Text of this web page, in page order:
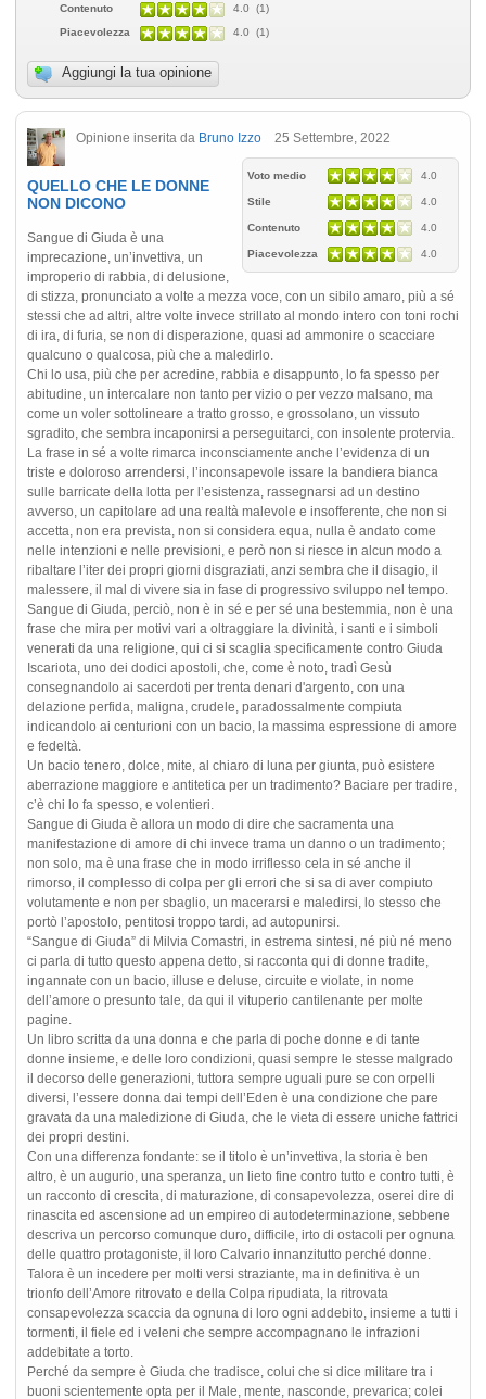
Contenuto
4.0 (1)
Piacevolezza
4.0 (1)
Aggiungi la tua opinione
Opinione inserita da Bruno Izzo 25 Settembre, 2022
Voto medio 4.0
Stile 4.0
Contenuto 4.0
Piacevolezza 4.0
QUELLO CHE LE DONNE
NON DICONO
Sangue di Giuda è una
imprecazione, un’invettiva, un
improperio di rabbia, di delusione,
di stizza, pronunciato a volte a mezza voce, con un sibilo amaro, più a sé
stessi che ad altri, altre volte invece strillato al mondo intero con toni rochi
di ira, di furia, se non di disperazione, quasi ad ammonire o scacciare
qualcuno o qualcosa, più che a maledirlo.
Chi lo usa, più che per acredine, rabbia e disappunto, lo fa spesso per
abitudine, un intercalare non tanto per vizio o per vezzo malsano, ma
come un voler sottolineare a tratto grosso, e grossolano, un vissuto
sgradito, che sembra incaponirsi a perseguitarci, con insolente protervia.
La frase in sé a volte rimarca inconsciamente anche l’evidenza di un
triste e doloroso arrendersi, l’inconsapevole issare la bandiera bianca
sulle barricate della lotta per l’esistenza, rassegnarsi ad un destino
avverso, un capitolare ad una realtà malevole e insofferente, che non si
accetta, non era prevista, non si considera equa, nulla è andato come
nelle intenzioni e nelle previsioni, e però non si riesce in alcun modo a
ribaltare l’iter dei propri giorni disgraziati, anzi sembra che il disagio, il
malessere, il mal di vivere sia in fase di progressivo sviluppo nel tempo.
Sangue di Giuda, perciò, non è in sé e per sé una bestemmia, non è una
frase che mira per motivi vari a oltraggiare la divinità, i santi e i simboli
venerati da una religione, qui ci si scaglia specificamente contro Giuda
Iscariota, uno dei dodici apostoli, che, come è noto, tradì Gesù
consegnandolo ai sacerdoti per trenta denari d'argento, con una
delazione perfida, maligna, crudele, paradossalmente compiuta
indicandolo ai centurioni con un bacio, la massima espressione di amore
e fedeltà.
Un bacio tenero, dolce, mite, al chiaro di luna per giunta, può esistere
aberrazione maggiore e antitetica per un tradimento? Baciare per tradire,
c’è chi lo fa spesso, e volentieri.
Sangue di Giuda è allora un modo di dire che sacramenta una
manifestazione di amore di chi invece trama un danno o un tradimento;
non solo, ma è una frase che in modo irriflesso cela in sé anche il
rimorso, il complesso di colpa per gli errori che si sa di aver compiuto
volutamente e non per sbaglio, un macerarsi e maledirsi, lo stesso che
portò l’apostolo, pentitosi troppo tardi, ad autopunirsi.
“Sangue di Giuda” di Milvia Comastri, in estrema sintesi, né più né meno
ci parla di tutto questo appena detto, si racconta qui di donne tradite,
ingannate con un bacio, illuse e deluse, circuite e violate, in nome
dell’amore o presunto tale, da qui il vituperio cantilenante per molte
pagine.
Un libro scritta da una donna e che parla di poche donne e di tante
donne insieme, e delle loro condizioni, quasi sempre le stesse malgrado
il decorso delle generazioni, tuttora sempre uguali pure se con orpelli
diversi, l’essere donna dai tempi dell’Eden è una condizione che pare
gravata da una maledizione di Giuda, che le vieta di essere uniche fattrici
dei propri destini.
Con una differenza fondante: se il titolo è un’invettiva, la storia è ben
altro, è un augurio, una speranza, un lieto fine contro tutto e contro tutti, è
un racconto di crescita, di maturazione, di consapevolezza, oserei dire di
rinascita ed ascensione ad un empireo di autodeterminazione, sebbene
descriva un percorso comunque duro, difficile, irto di ostacoli per ognuna
delle quattro protagoniste, il loro Calvario innanzitutto perché donne.
Talora è un incedere per molti versi straziante, ma in definitiva è un
trionfo dell’Amore ritrovato e della Colpa ripudiata, la ritrovata
consapevolezza scaccia da ognuna di loro ogni addebito, insieme a tutti i
tormenti, il fiele ed i veleni che sempre accompagnano le infrazioni
addebitate a torto.
Perché da sempre è Giuda che tradisce, colui che si dice militare tra i
buoni scientemente opta per il Male, mente, nasconde, prevarica; colei